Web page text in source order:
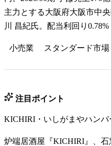
主力とする大阪府大阪市中
川 昌紀氏。配当利回り0.78%
小売業 スタンダード市場
注目ポイント
KICHIRI・いしがまやハン
炉端居酒屋『KICHIRI』、